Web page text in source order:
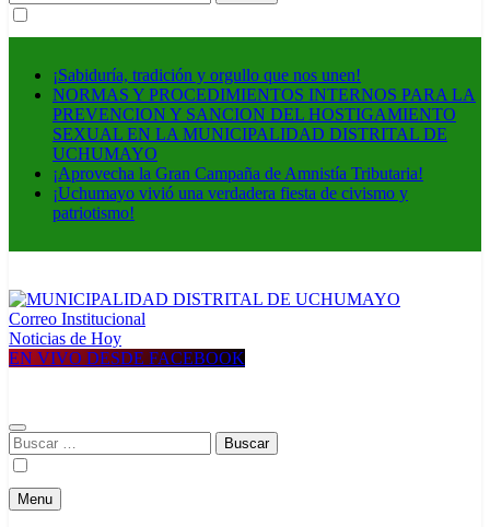
¡Sabiduría, tradición y orgullo que nos unen!
NORMAS Y PROCEDIMIENTOS INTERNOS PARA LA
PREVENCION Y SANCION DEL HOSTIGAMIENTO
SEXUAL EN LA MUNICIPALIDAD DISTRITAL DE
UCHUMAYO
¡Aprovecha la Gran Campaña de Amnistía Tributaria!
¡Uchumayo vivió una verdadera fiesta de civismo y
patriotismo!
MUNICIPALIDAD DISTRITAL DE UCHUMAYO
Construyendo una nueva Historia
Correo Institucional
Noticias de Hoy
EN VIVO DESDE FACEBOOK
Buscar:
Menu